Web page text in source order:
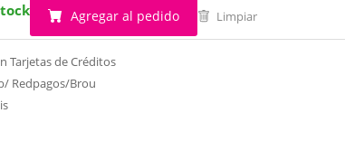
Agregar al pedido Limpiar
Tarjetas de Créditos
Redpagos/Brou